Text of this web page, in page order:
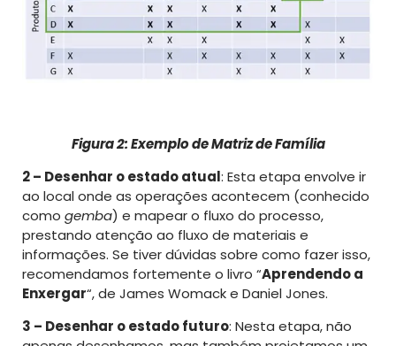
Figura 2: Exemplo de Matriz de Família
2 – Desenhar o estado atual: Esta etapa envolve ir
ao local onde as operações acontecem (conhecido
como gemba) e mapear o fluxo do processo,
prestando atenção ao fluxo de materiais e
informações. Se tiver dúvidas sobre como fazer isso,
recomendamos fortemente o livro “Aprendendo a
Enxergar“, de James Womack e Daniel Jones.
3 – Desenhar o estado futuro: Nesta etapa, não